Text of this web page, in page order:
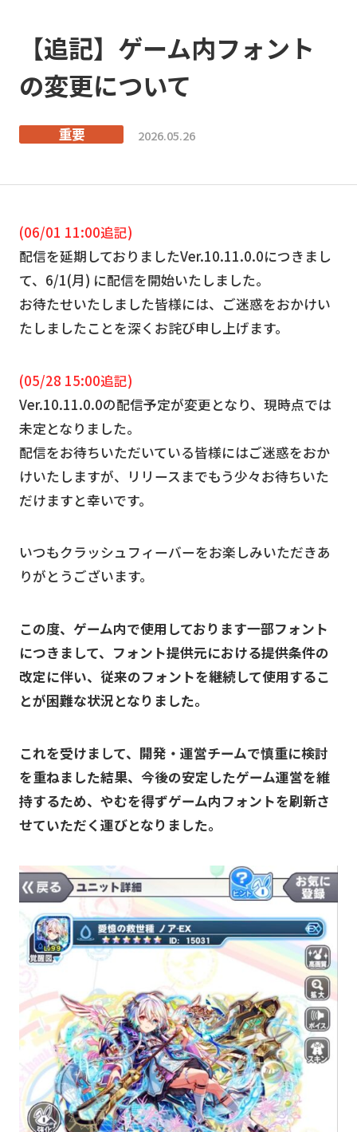
【追記】ゲーム内フォント
の変更について
重要 2026.05.26
(06/01 11:00追記)
配信を延期しておりましたVer.10.11.0.0につきまし
て、6/1(月) に配信を開始いたしました。
お待たせいたしました皆様には、ご迷惑をおかけい
たしましたことを深くお詫び申し上げます。
(05/28 15:00追記)
Ver.10.11.0.0の配信予定が変更となり、現時点では
未定となりました。
配信をお待ちいただいている皆様にはご迷惑をおか
けいたしますが、リリースまでもう少々お待ちいた
だけますと幸いです。
いつもクラッシュフィーバーをお楽しみいただきあ
りがとうございます。
この度、ゲーム内で使用しております一部フォント
につきまして、フォント提供元における提供条件の
改定に伴い、従来のフォントを継続して使用するこ
とが困難な状況となりました。
これを受けまして、開発・運営チームで慎重に検討
を重ねました結果、今後の安定したゲーム運営を維
持するため、やむを得ずゲーム内フォントを刷新さ
せていただく運びとなりました。